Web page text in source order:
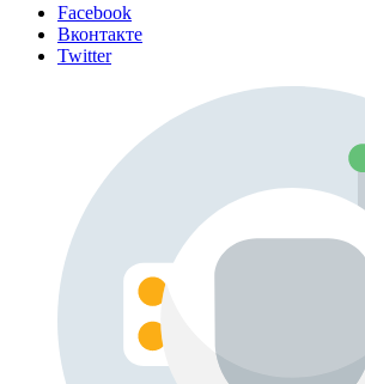
Facebook
Вконтакте
Twitter